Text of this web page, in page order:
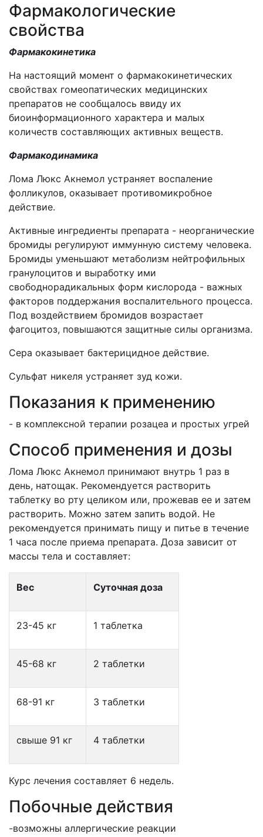
Фармакологические
свойства
Фармакокинетика
На настоящий момент о фармакокинетических
свойствах гомеопатических медицинских
препаратов не сообщалось ввиду их
биоинформационного характера и малых
количеств составляющих активных веществ.
Фармакодинамика
Лома Люкс Акнемол устраняет воспаление
фолликулов, оказывает противомикробное
действие.
Активные ингредиенты препарата - неорганические
бромиды регулируют иммунную систему человека.
Бромиды уменьшают метаболизм нейтрофильных
гранулоцитов и выработку ими
свободнорадикальных форм кислорода - важных
факторов поддержания воспалительного процесса.
Под воздействием бромидов возрастает
фагоцитоз, повышаются защитные силы организма.
Сера оказывает бактерицидное действие.
Сульфат никеля устраняет зуд кожи.
Показания к применению
- в комплексной терапии розацеа и простых угрей
Способ применения и дозы
Лома Люкс Акнемол принимают внутрь 1 раз в
день, натощак. Рекомендуется растворить
таблетку во рту целиком или, прожевав ее и затем
растворить. Можно затем запить водой. Не
рекомендуется принимать пищу и питье в течение
1 часа после приема препарата. Доза зависит от
массы тела и составляет:
Вес Суточная доза
23-45 кг 1 таблетка
45-68 кг 2 таблетки
68-91 кг 3 таблетки
свыше 91 кг 4 таблетки
Курс лечения составляет 6 недель.
Побочные действия
-возможны аллергические реакции